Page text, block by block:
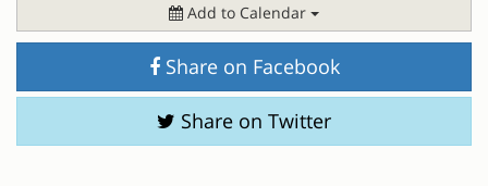
Add to Calendar
Share on Facebook
Share on Twitter